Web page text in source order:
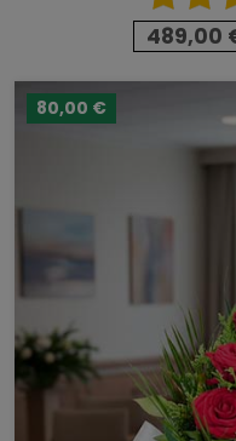
489,00
80,00 €